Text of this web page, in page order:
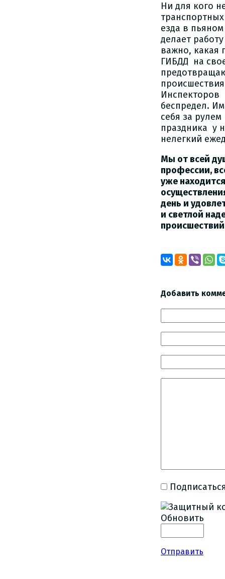
Ни для кого
езда в
делает
важно, какая
ГИБДД на
Инспекторов
беспредел.
себя за
праздника у
нелегкий
Мы от всей
профессии,
уже
день и
и светлой
происшествий
Добавить
Обновить
Отправить